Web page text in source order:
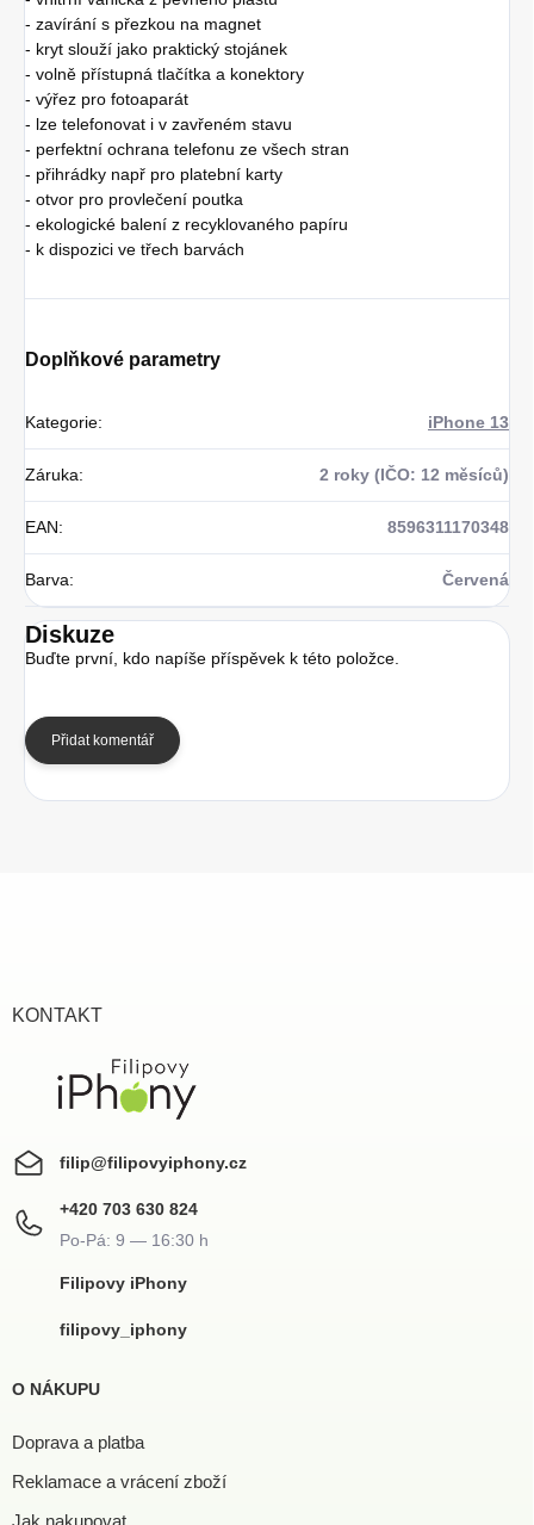
- zavírání s přezkou na magnet
- kryt slouží jako praktický stojánek
- volně přístupná tlačítka a konektory
- výřez pro fotoaparát
- lze telefonovat i v zavřeném stavu
- perfektní ochrana telefonu ze všech stran
- přihrádky např pro platební karty
- otvor pro provlečení poutka
- ekologické balení z recyklovaného papíru
- k dispozici ve třech barvách
Doplňkové parametry
Kategorie: iPhone 13
Záruka: 2 roky (IČO: 12 měsíců)
EAN: 8596311170348
Barva: Červená
Diskuze
Buďte první, kdo napíše příspěvek k této položce.
Přidat komentář
KONTAKT
filip@filipovyiphony.cz
+420 703 630 824
Filipovy iPhony
filipovy_iphony
O NÁKUPU
Doprava a platba
Reklamace a vrácení zboží
Jak nakupovat